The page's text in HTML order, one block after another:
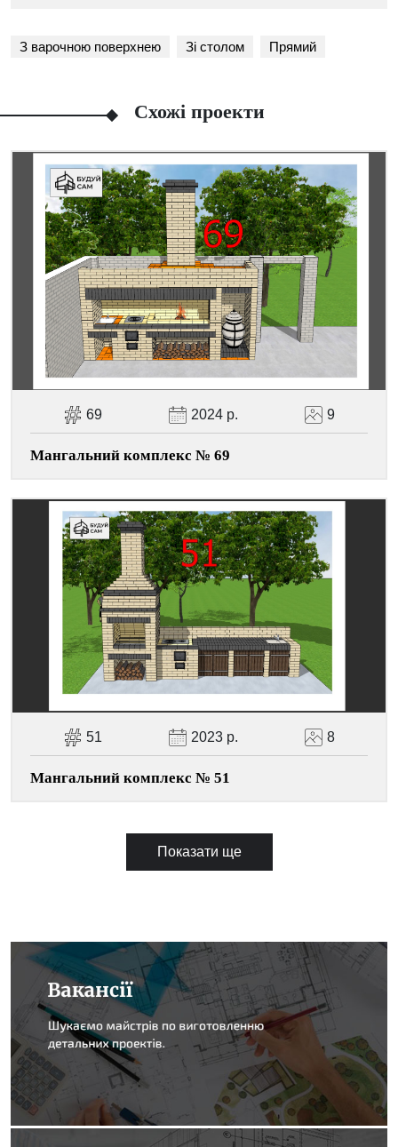
Facebook
ViberTelegramWhatsApp
Pinterest
З варочною поверхнею Зі столом Прямий
Схожі проекти
69 2024 р. 9
Мангальний комплекс № 69
51 2023 р. 8
Мангальний комплекс № 51
Показати ще